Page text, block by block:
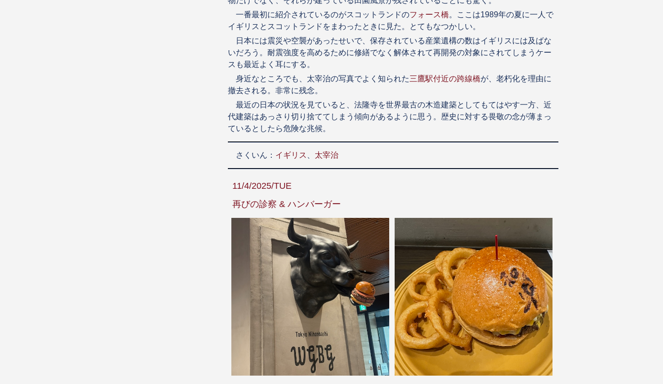
一番最初に紹介されているのがスコットランドのフォース橋。ここは1989年の夏に一人で
イギリスとスコットランドをまわったときに見た。とてもなつかしい。
日本には震災や空襲があったせいで、保存されている産業遺構の数はイギリスには及ばな
いだろう。耐震強度を高めるために修繕でなく解体されて再開発の対象にされてしまうケー
スも最近よく耳にする。
身近なところでも、太宰治の写真でよく知られた三鷹駅付近の跨線橋が、老朽化を理由に
撤去される。非常に残念。
最近の日本の状況を見ていると、法隆寺を世界最古の木造建築としてもてはやす一方、近
代建築はあっさり切り捨ててしまう傾向があるように思う。歴史に対する畏敬の念が薄まっ
ているとしたら危険な兆候。
さくいん： イギリス 太宰治
11/4/2025/TUE
再びの診察 & ハンバーガー